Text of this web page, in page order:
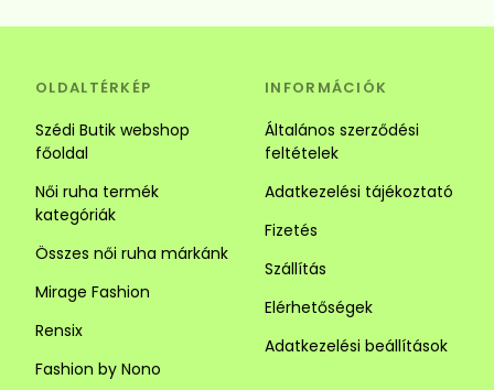
OLDALTÉRKÉP
Szédi Butik webshop
főoldal
Női ruha termék
kategóriák
Összes női ruha márkánk
Mirage Fashion
Rensix
Fashion by Nono
INFORMÁCIÓK
Általános szerződési
feltételek
Adatkezelési tájékoztató
Fizetés
Szállítás
Elérhetőségek
Adatkezelési beállítások